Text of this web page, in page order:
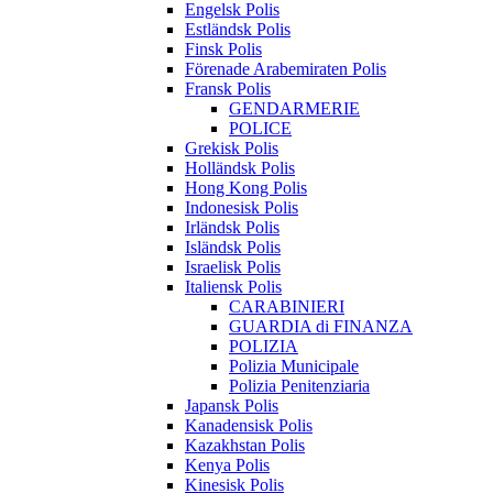
Engelsk Polis
Estländsk Polis
Finsk Polis
Förenade Arabemiraten Polis
Fransk Polis
GENDARMERIE
POLICE
Grekisk Polis
Holländsk Polis
Hong Kong Polis
Indonesisk Polis
Irländsk Polis
Isländsk Polis
Israelisk Polis
Italiensk Polis
CARABINIERI
GUARDIA di FINANZA
POLIZIA
Polizia Municipale
Polizia Penitenziaria
Japansk Polis
Kanadensisk Polis
Kazakhstan Polis
Kenya Polis
Kinesisk Polis